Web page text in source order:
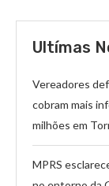
Ultímas
Vereadores
cobram mais
milhões em
MPRS